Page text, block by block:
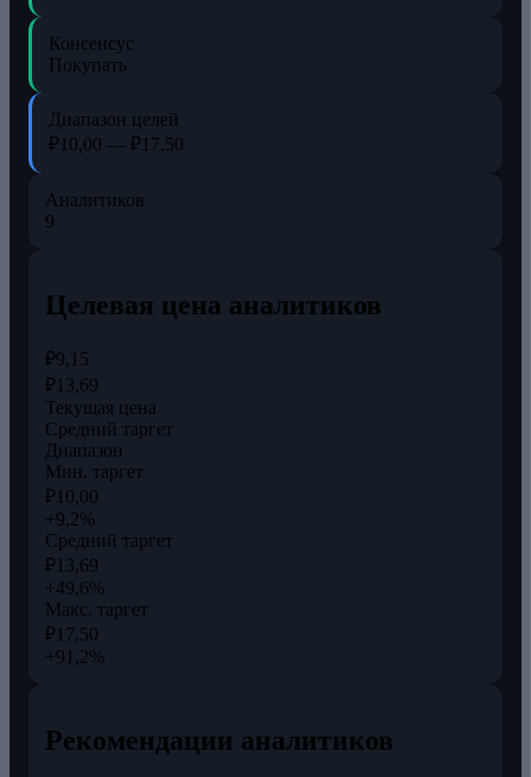
Консенсус
Покупать
Диапазон целей
₽10,00 — ₽17,50
Аналитиков
9
Целевая цена аналитиков
₽9,15
₽13,69
Текущая цена
Средний таргет
Диапазон
Мин. таргет
₽10,00
+9,2%
Средний таргет
₽13,69
+49,6%
Макс. таргет
₽17,50
+91,2%
Рекомендации аналитиков